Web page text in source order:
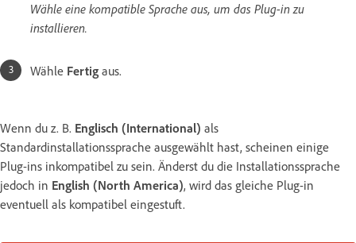
Wähle eine kompatible Sprache aus, um das Plug-in zu
installieren.
Wähle Fertig aus.
Wenn du z. B. Englisch (International) als
Standardinstallationssprache ausgewählt hast, scheinen einige
Plug-ins inkompatibel zu sein. Änderst du die Installationssprache
jedoch in English (North America), wird das gleiche Plug-in
eventuell als kompatibel eingestuft.